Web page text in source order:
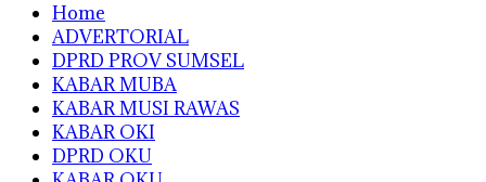
Home
ADVERTORIAL
DPRD PROV SUMSEL
KABAR MUBA
KABAR MUSI RAWAS
KABAR OKI
DPRD OKU